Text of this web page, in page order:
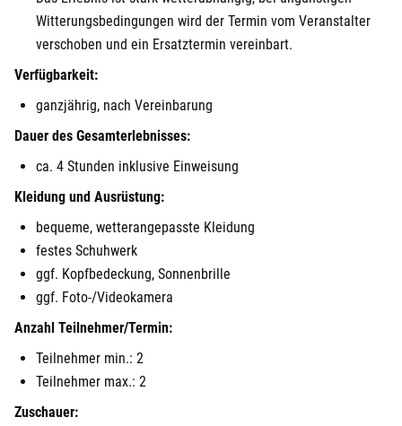
Witterungsbedingungen wird der Termin vom Veranstalter
verschoben und ein Ersatztermin vereinbart.
Verfügbarkeit:
ganzjährig, nach Vereinbarung
Dauer des Gesamterlebnisses:
ca. 4 Stunden inklusive Einweisung
Kleidung und Ausrüstung:
bequeme, wetterangepasste Kleidung
festes Schuhwerk
ggf. Kopfbedeckung, Sonnenbrille
ggf. Foto-/Videokamera
Anzahl Teilnehmer/Termin:
Teilnehmer min.: 2
Teilnehmer max.: 2
Zuschauer:
Halle
Hamburg
Hanau
Hannover
Haßfurt
Heidelberg
Heidenheim
Heldburg